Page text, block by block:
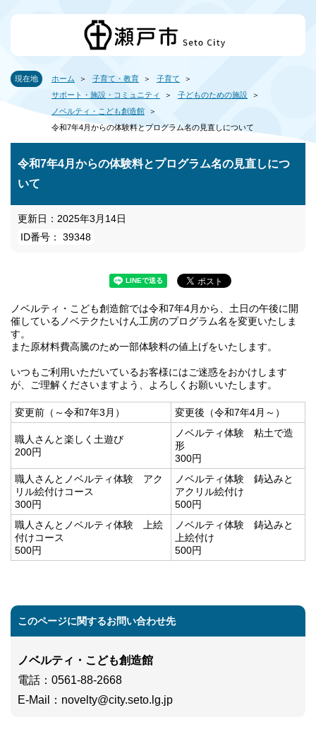
現在地 ホーム 子育て・教育
子育て
サポート・施設・コミュニティ
子どものための施設
ノベルティ・こども創造館
令和7年4月からの体験料とプログラム名の見直しについて
令和7年4月からの体験料とプログラム名の見直しにつ
いて
更新日：2025年3月14日
ID番号： 39348
ノベルティ・こども創造館では令和7年4月から、土日の午後に開
催しているノベテクたいけん工房のプログラム名を変更いたしま
す。
また原材料費高騰のため一部体験料の値上げをいたします。
いつもご利用いただいているお客様にはご迷惑をおかけします
が、ご理解くださいますよう、よろしくお願いいたします。
変更前（～令和7年3月） 変更後（令和7年4月～）
職人さんと楽しく土遊び
200円
ノベルティ体験 粘土で造
形
300円
職人さんとノベルティ体験 アク
リル絵付けコース
300円
ノベルティ体験 鋳込みと
アクリル絵付け
500円
職人さんとノベルティ体験 上絵
付けコース
500円
ノベルティ体験 鋳込みと
上絵付け
500円
このページに関するお問い合わせ先
ノベルティ・こども創造館
電話 ：0561-88-2668
E-Mail
： novelty@city.seto.lg.jp